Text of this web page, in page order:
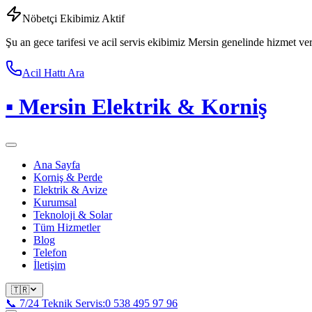
Nöbetçi Ekibimiz Aktif
Şu an gece tarifesi ve acil servis ekibimiz Mersin genelinde hizmet
Acil Hattı Ara
▪ Mersin Elektrik & Korniş
Ana Sayfa
Korniş & Perde
Elektrik & Avize
Kurumsal
Teknoloji & Solar
Tüm Hizmetler
Blog
Telefon
İletişim
🇹🇷
📞 7/24 Teknik Servis:0 538 495 97 96